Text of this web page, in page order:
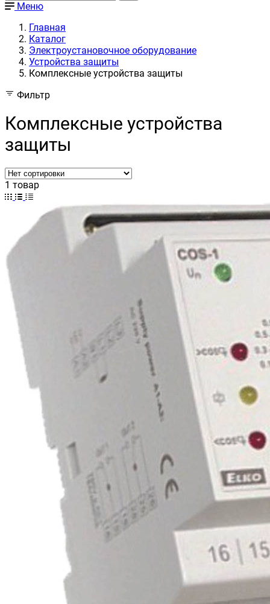
Меню
Главная
Каталог
Электроустановочное оборудование
Устройства защиты
Комплексные устройства защиты
Фильтр
Комплексные устройства
защиты
1 товар